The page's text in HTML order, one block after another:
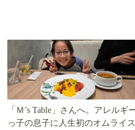
「Ｍ’s Table」さんへ。アレルギー
っ子の息子に人生初のオムライス